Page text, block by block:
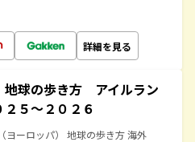
詳細を見る
球の歩き方 アイルラン
５～２０２６
ヨーロッパ） 地球の歩き方 海外